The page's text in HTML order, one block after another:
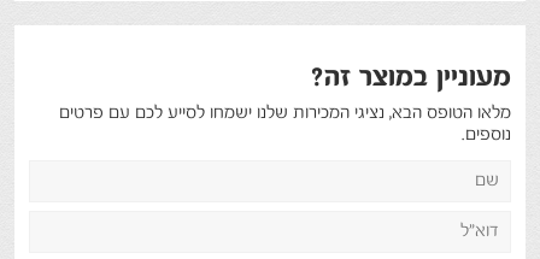
מעוניין במוצר זה?
מלאו הטופס הבא, נציגי המכירות שלנו ישמחו לסייע לכם עם פרטים
נוספים.